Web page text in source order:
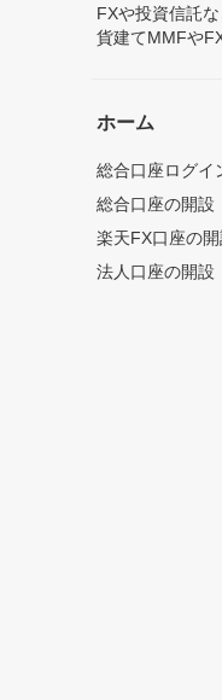
FXや投資信託
貨建てMMFや
ホーム
総合口座ログイ
総合口座の開設
楽天FX口座の開
法人口座の開設